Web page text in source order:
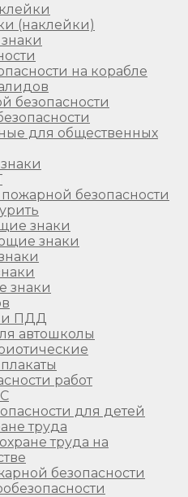
(наклейки)
на корабле
безопасности
для общественных
безопасности
знаки
знаки
знаки
и ПДД
автошколы
работ
для детей
труда
труда на
безопасности